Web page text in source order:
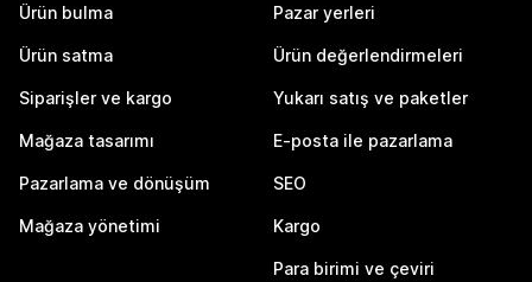
Ürün bulma
Ürün satma
Siparişler ve kargo
Mağaza tasarımı
Pazarlama ve dönüşüm
Mağaza yönetimi
Pazar yerleri
Ürün değerlendirmeleri
Yukarı satış ve paketler
E-posta ile pazarlama
SEO
Kargo
Para birimi ve çeviri